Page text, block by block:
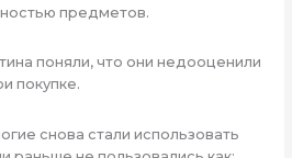
предметов.
поняли, что они недооценили
покупке.
снова стали использовать